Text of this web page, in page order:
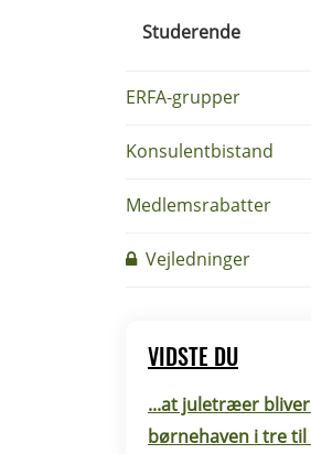
Studerende
ERFA-grupper
Konsulentbistand
Medlemsrabatter
Vejledninger
VIDSTE DU
...at juletræer
børnehaven i tre til